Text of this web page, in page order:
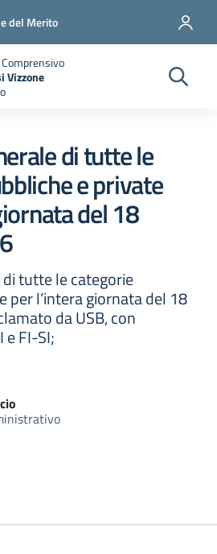
del Merito
Vizzone
di tutte le
e private
del 18
tutte le categorie
per l’intera giornata del 18
da USB, con
e FI-SI;